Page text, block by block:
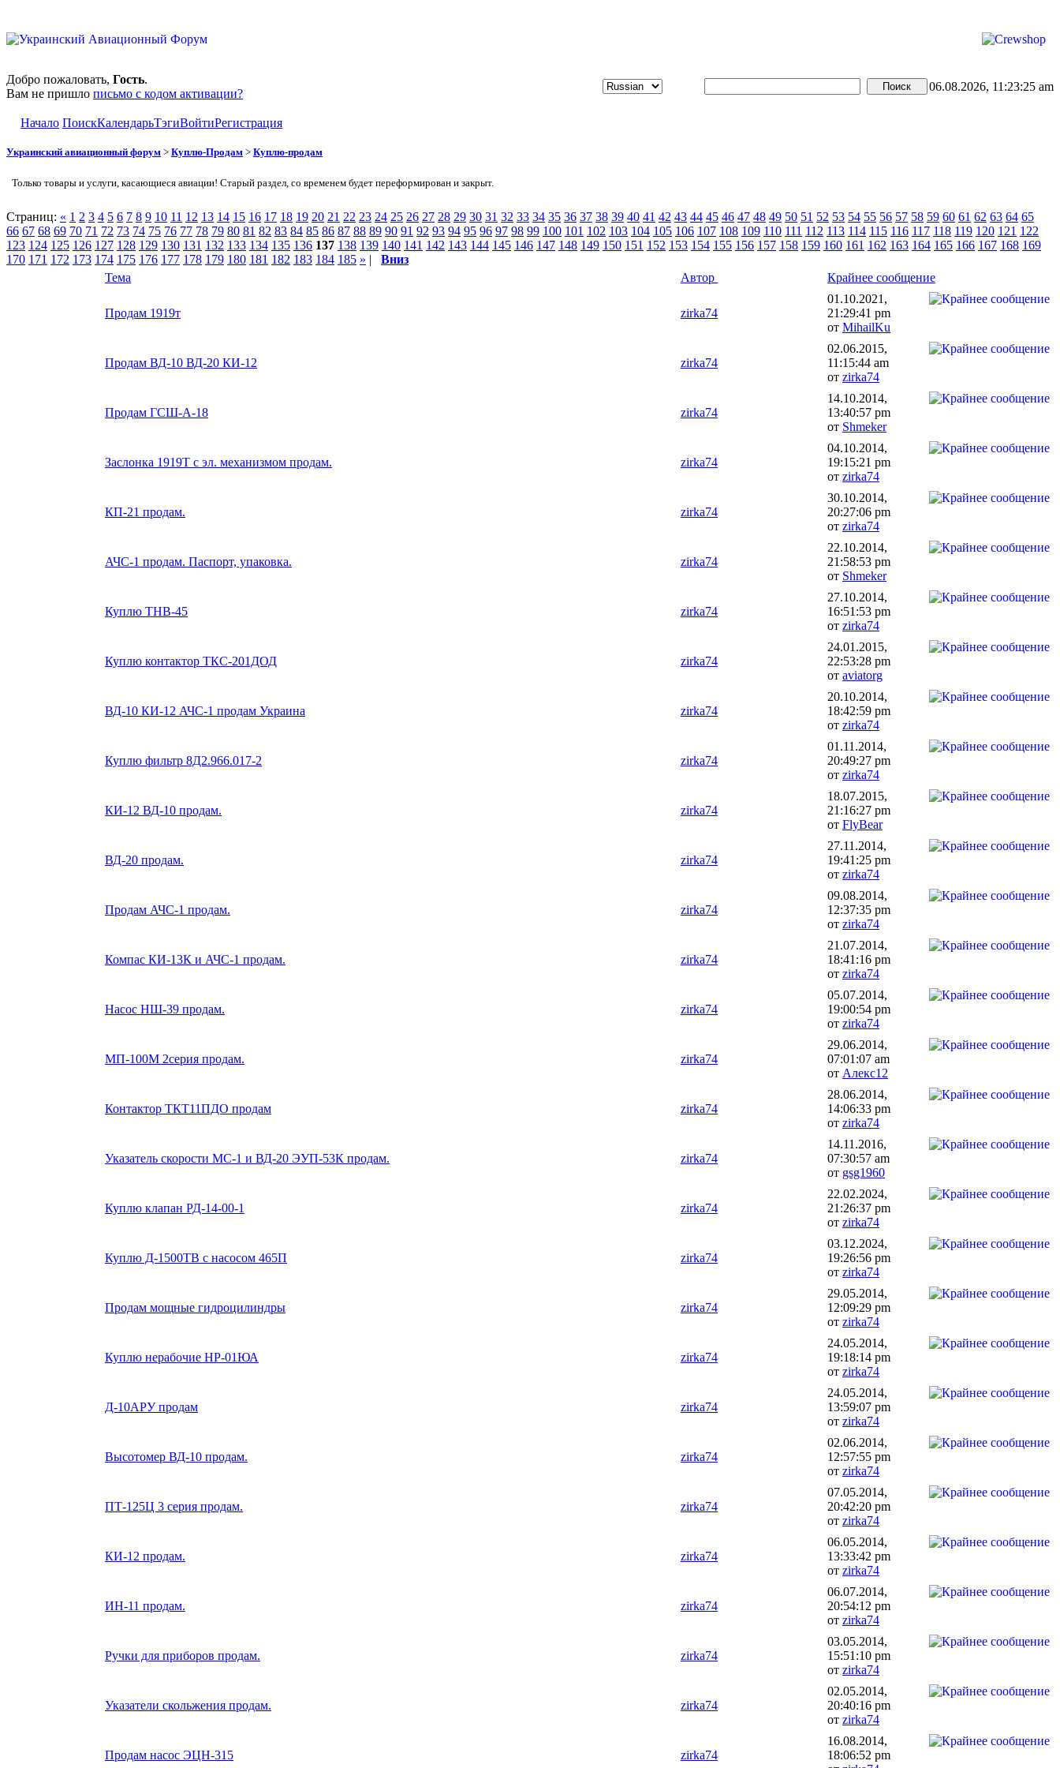
Добро пожаловать, Гость.
Вам не пришло письмо с кодом активации?
06.08.2026, 11:23:25 am
Начало ПоискКалендарьТэгиВойтиРегистрация
Украинский авиационный форум > Куплю-Продам > Куплю-продам
Только товары и услуги, касающиеся авиации! Старый раздел, со временем будет переформирован и закрыт.
Страниц: « 1 2 3 4 5 6 7 8 9 10 11 12 13 14 15 16 17 18 19 20 21 22 23 24 25 26 27 28 29 30 31 32 33 34 35 36 37 38 39 40 41 42 43 44 45 46 47 48 49 50 51 52 53 54 55 56 57 58 59 60 61 62 63 64 65
66 67 68 69 70 71 72 73 74 75 76 77 78 79 80 81 82 83 84 85 86 87 88 89 90 91 92 93 94 95 96 97 98 99 100 101 102 103 104 105 106 107 108 109 110 111 112 113 114 115 116 117 118 119 120 121 122
123 124 125 126 127 128 129 130 131 132 133 134 135 136 137 138 139 140 141 142 143 144 145 146 147 148 149 150 151 152 153 154 155 156 157 158 159 160 161 162 163 164 165 166 167 168 169
170 171 172 173 174 175 176 177 178 179 180 181 182 183 184 185 » | Вниз
Тема
Автор Крайнее сообщение
Продам 1919т zirka74
01.10.2021,
21:29:41 pm
от MihailKu
Продам ВД-10 ВД-20 КИ-12 zirka74
02.06.2015,
11:15:44 am
от zirka74
Продам ГСШ-А-18 zirka74
14.10.2014,
13:40:57 pm
от Shmeker
Заслонка 1919Т с эл. механизмом продам. zirka74
04.10.2014,
19:15:21 pm
от zirka74
КП-21 продам. zirka74
30.10.2014,
20:27:06 pm
от zirka74
АЧС-1 продам. Паспорт, упаковка. zirka74
22.10.2014,
21:58:53 pm
от Shmeker
Куплю ТНВ-45 zirka74
27.10.2014,
16:51:53 pm
от zirka74
Куплю контактор ТКС-201ДОД zirka74
24.01.2015,
22:53:28 pm
от aviatorg
ВД-10 КИ-12 АЧС-1 продам Украина zirka74
20.10.2014,
18:42:59 pm
от zirka74
Куплю фильтр 8Д2.966.017-2 zirka74
01.11.2014,
20:49:27 pm
от zirka74
КИ-12 ВД-10 продам. zirka74
18.07.2015,
21:16:27 pm
от FlyBear
ВД-20 продам. zirka74
27.11.2014,
19:41:25 pm
от zirka74
Продам АЧС-1 продам. zirka74
09.08.2014,
12:37:35 pm
от zirka74
Компас КИ-13К и АЧС-1 продам. zirka74
21.07.2014,
18:41:16 pm
от zirka74
Насос НШ-39 продам. zirka74
05.07.2014,
19:00:54 pm
от zirka74
МП-100М 2серия продам. zirka74
29.06.2014,
07:01:07 am
от Алекс12
Контактор ТКТ11ПДО продам zirka74
28.06.2014,
14:06:33 pm
от zirka74
Указатель скорости МС-1 и ВД-20 ЭУП-53К продам. zirka74
14.11.2016,
07:30:57 am
от gsg1960
Куплю клапан РД-14-00-1 zirka74
22.02.2024,
21:26:37 pm
от zirka74
Куплю Д-1500ТВ с насосом 465П zirka74
03.12.2024,
19:26:56 pm
от zirka74
Продам мощные гидроцилиндры zirka74
29.05.2014,
12:09:29 pm
от zirka74
Куплю нерабочие НР-01ЮА zirka74
24.05.2014,
19:18:14 pm
от zirka74
Д-10АРУ продам zirka74
24.05.2014,
13:59:07 pm
от zirka74
Высотомер ВД-10 продам. zirka74
02.06.2014,
12:57:55 pm
от zirka74
ПТ-125Ц 3 серия продам. zirka74
07.05.2014,
20:42:20 pm
от zirka74
КИ-12 продам. zirka74
06.05.2014,
13:33:42 pm
от zirka74
ИН-11 продам. zirka74
06.07.2014,
20:54:12 pm
от zirka74
Ручки для приборов продам. zirka74
03.05.2014,
15:51:10 pm
от zirka74
Указатели скольжения продам. zirka74
02.05.2014,
20:40:16 pm
от zirka74
Продам насос ЭЦН-315 zirka74
16.08.2014,
18:06:52 pm